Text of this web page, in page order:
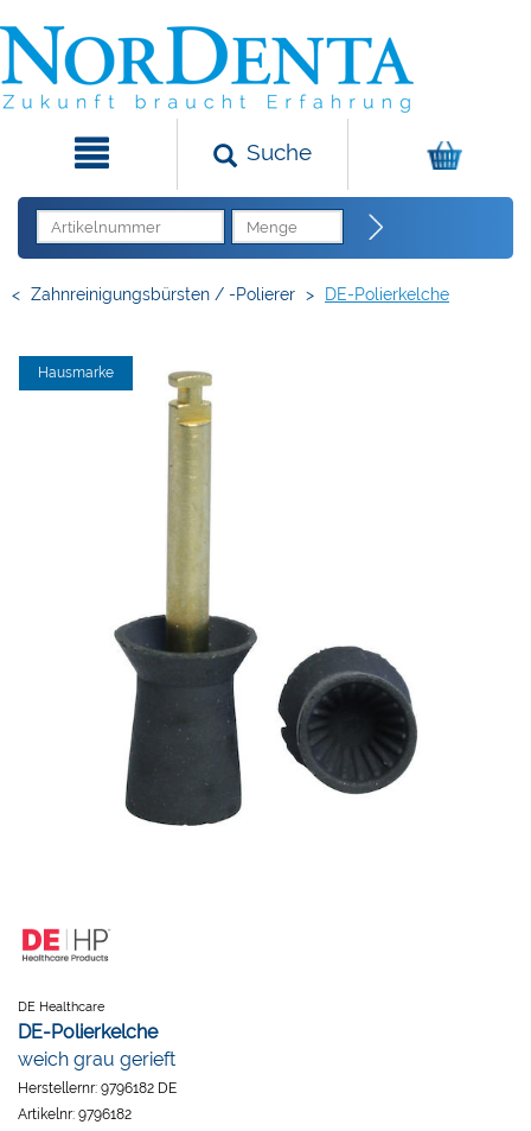
Suche
< Zahnreinigungsbürsten / -Polierer > DE-Polierkelche
Hausmarke
DE Healthcare
DE-Polierkelche
weich grau gerieft
Herstellernr: 9796182 DE
Artikelnr: 9796182